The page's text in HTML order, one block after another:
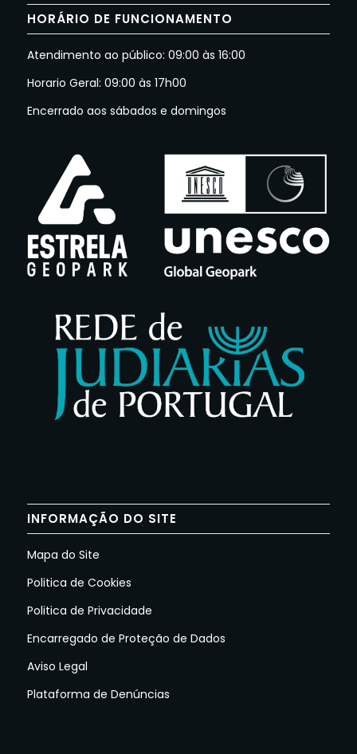
HORÁRIO DE FUNCIONAMENTO
Atendimento ao público: 09:00 às 16:00
Horario Geral: 09:00 às 17h00
Encerrado aos sábados e domingos
INFORMAÇÃO DO SITE
Mapa do Site
Politica de Cookies
Politica de Privacidade
Encarregado de Proteção de Dados
Aviso Legal
Plataforma de Denúncias